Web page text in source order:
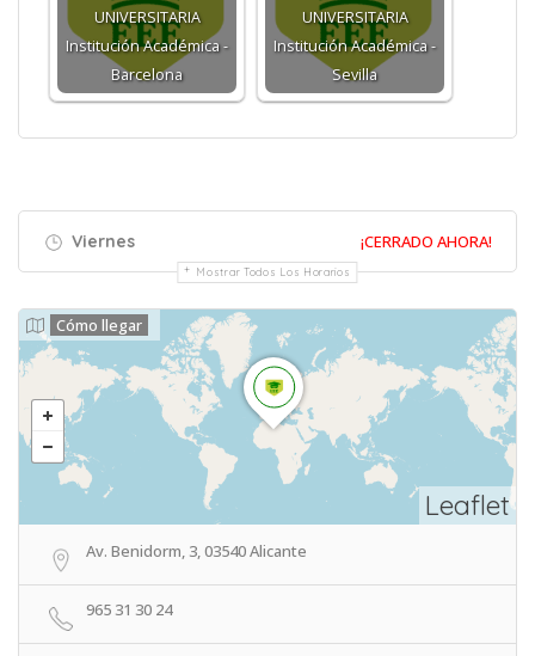
UNIVERSITARIA
Institución Académica -
Barcelona
UNIVERSITARIA
Institución Académica -
Sevilla
Viernes ¡CERRADO AHORA!
Mostrar Todos Los Horarios
Leaflet
Cómo llegar
Av. Benidorm, 3, 03540 Alicante
965 31 30 24